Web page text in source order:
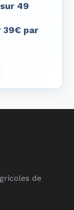
49
39€ par
de